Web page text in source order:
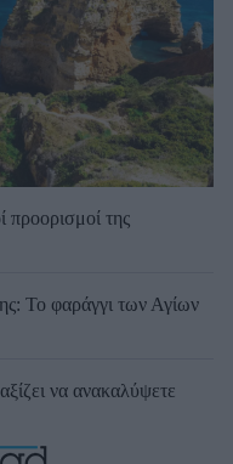
προορισμοί της
Το φαράγγι των Αγίων
να ανακαλύψετε